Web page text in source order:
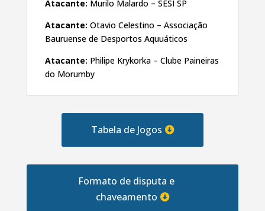
Atacante: Murilo Malardo – SESI SP
Atacante: Otavio Celestino – Associação
Bauruense de Desportos Aquuáticos
Atacante: Philipe Krykorka – Clube Paineiras
do Morumby
Tabela de Jogos
Formato de disputa e
chaveamento